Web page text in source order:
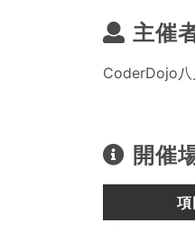
主催
CoderDojo八
開催
項